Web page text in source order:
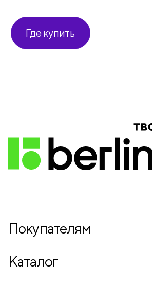
Где купить
Покупателям
Каталог